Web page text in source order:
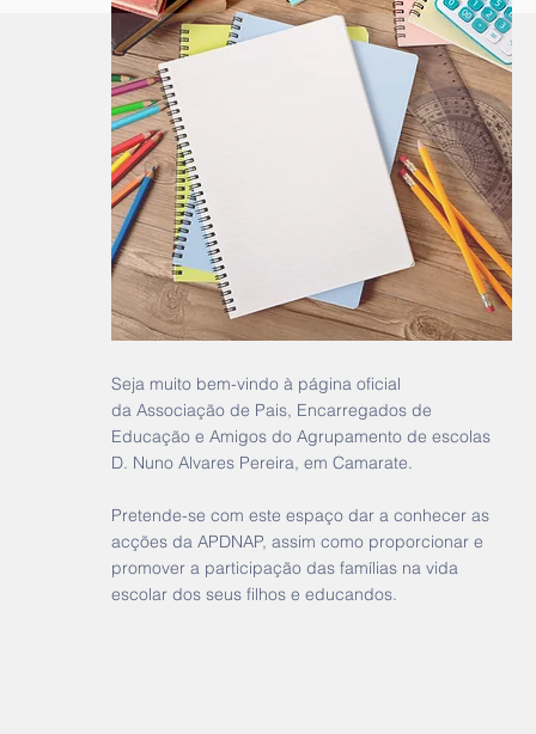
Seja muito bem-vindo à página oficial
da Associação de Pais, Encarregados de
Educação e Amigos do Agrupamento de escolas
D. Nuno Alvares Pereira, em Camarate.
Pretende-se com este espaço dar a conhecer as
acções da APDNAP, assim como proporcionar e
promover a participação das famílias na vida
escolar dos seus filhos e educandos.